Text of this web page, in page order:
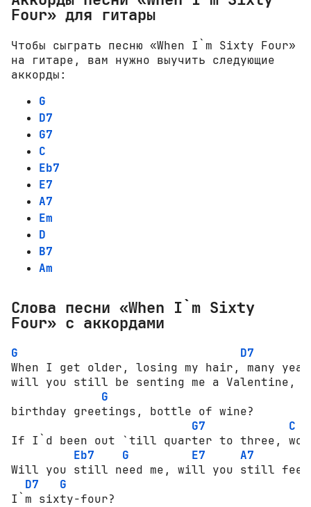
Four» для гитары
Чтобы сыграть песню «When I`m Sixty Four»
на гитаре, вам нужно выучить следующие
аккорды:
G
D7
G7
C
Eb7
E7
A7
Em
D
B7
Am
Слова песни «When I`m Sixty
Four» с аккордами
G
D7
When I get older, losing my hair, many
will you still be senting me a Valentine,
G
birthday greetings, bottle of wine?
G7
C
If I`d been out `till quarter to three,
Eb7
G E7
A7
Will you still need me, will you still feed
D7
G
I`m sixty-four?